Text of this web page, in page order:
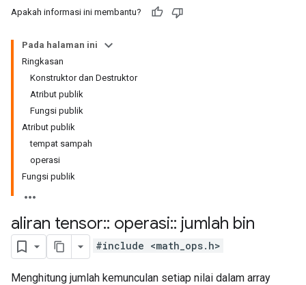
Apakah informasi ini membantu?
Pada halaman ini
Ringkasan
Konstruktor dan Destruktor
Atribut publik
Fungsi publik
Atribut publik
tempat sampah
operasi
Fungsi publik
aliran tensor:: operasi:: jumlah bin
#include <math_ops.h>
Menghitung jumlah kemunculan setiap nilai dalam array